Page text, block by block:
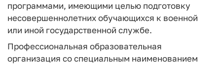
программами, имеющими целью подготовку
несовершеннолетних обучающихся к военной
или иной государственной службе.
Профессиональная образовательная
организация со специальным наименованием